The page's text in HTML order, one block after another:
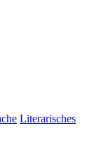
Literarisches